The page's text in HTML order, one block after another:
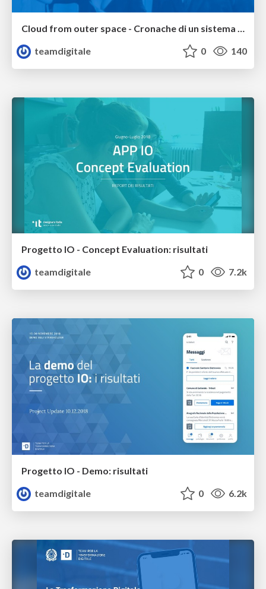
Cloud from outer space - Cronache di un sistema in trasformazione
teamdigitale
0 140
Progetto IO - Concept Evaluation: risultati
teamdigitale
0 7.2k
Progetto IO - Demo: risultati
teamdigitale
0 6.2k